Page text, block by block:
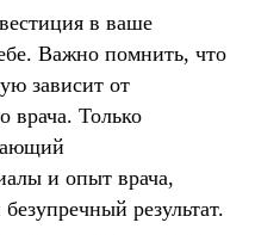
в ваше
Важно помнить, что
зависит от
врача. Только
и опыт врача,
результат.